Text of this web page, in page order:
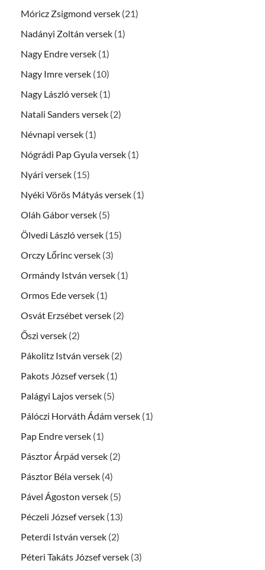
Móricz Zsigmond versek (21)
Nadányi Zoltán versek (1)
Nagy Endre versek (1)
Nagy Imre versek (10)
Nagy László versek (1)
Natali Sanders versek (2)
Névnapi versek (1)
Nógrádi Pap Gyula versek (1)
Nyári versek (15)
Nyéki Vörös Mátyás versek (1)
Oláh Gábor versek (5)
Ölvedi László versek (15)
Orczy Lőrinc versek (3)
Ormándy István versek (1)
Ormos Ede versek (1)
Osvát Erzsébet versek (2)
Őszi versek (2)
Pákolitz István versek (2)
Pakots József versek (1)
Palágyi Lajos versek (5)
Pálóczi Horváth Ádám versek (1)
Pap Endre versek (1)
Pásztor Árpád versek (2)
Pásztor Béla versek (4)
Pável Ágoston versek (5)
Péczeli József versek (13)
Peterdi István versek (2)
Péteri Takáts József versek (3)